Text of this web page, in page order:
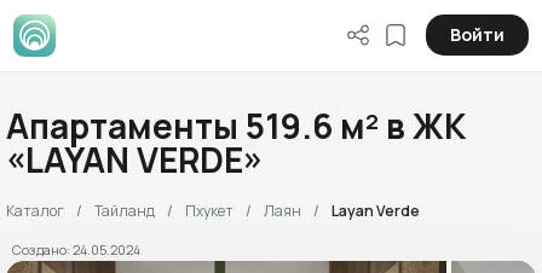
Войти
Апартаменты 519.6 м² в ЖК
«LAYAN VERDE»
Каталог Тайланд Пхукет Лаян Layan Verde
Создано: 24.05.2024